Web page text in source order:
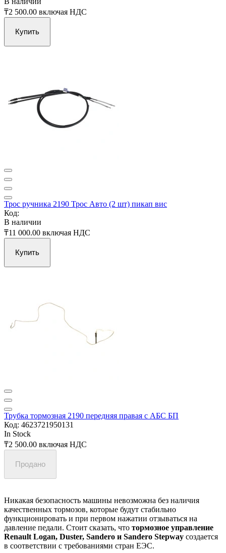
₸2 500.00 включая НДС
Купить
Трос ручника 2190 Трос Авто (2 шт) пикап вис
Код:
В наличии
₸11 000.00 включая НДС
Купить
Трубка тормозная 2190 передняя правая с АБС БП
Код: 4623721950131
In Stock
₸2 500.00 включая НДС
Продано
Никакая безопасность машины невозможна без наличия
качественных тормозов, которые будут стабильно
функционировать и при первом нажатии отзываться на
давление педали. Стоит сказать, что тормозное управление
Renault Logan, Duster, Sаndero и Sandero Stepway создается
в соответствии с требованиями стран ЕЭС.